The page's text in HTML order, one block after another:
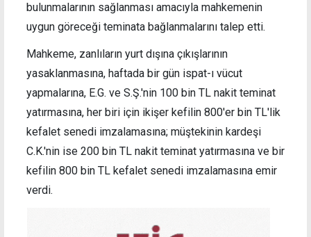
bulunmalarının sağlanması amacıyla mahkemenin
uygun göreceği teminata bağlanmalarını talep etti.
Mahkeme, zanlıların yurt dışına çıkışlarının
yasaklanmasına, haftada bir gün ispat-ı vücut
yapmalarına, E.G. ve S.Ş.'nin 100 bin TL nakit teminat
yatırmasına, her biri için ikişer kefilin 800'er bin TL'lik
kefalet senedi imzalamasına; müştekinin kardeşi
C.K.'nin ise 200 bin TL nakit teminat yatırmasına ve bir
kefilin 800 bin TL kefalet senedi imzalamasına emir
verdi.